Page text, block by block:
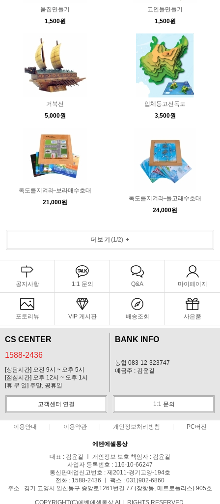
움집만들기
1,500원
고인돌만들기
1,500원
거북선
5,000원
입체등고선독도
3,500원
독도를지켜라-보라매수호대
21,000원
독도를지켜라-돌고래수호대
24,000원
더보기 (1/2)+
공지사항 1:1 문의 Q&A 마이페이지
포토리뷰 VIP 게시판 배송조회 사은품
CS CENTER
1588-2436
[상담시간] 오전 9시 ~ 오후 5시
[점심시간] 오후 12시 ~ 오후 1시
[휴 무 일] 주말, 공휴일
BANK INFO
농협 083-12-323747
예금주 : 김윤길
고객센터 연결 1:1 문의
이용안내 이용약관 개인정보처리방침 PC버전
에벤에셀통상
대표 : 김윤길 ㅣ 개인정보 보호 책임자 : 김윤길
사업자 등록번호 : 116-10-66247
통신판매업신고번호 : 제2011-경기고양-194호
전화 : 1588-2436 ㅣ 팩스 : 031)902-6860
주소 : 경기 고양시 일산동구 중앙로1261번길 77 (장항동, 메트로폴리스) 905호